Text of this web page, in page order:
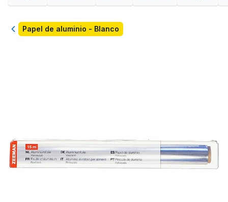
VolverPapel de aluminio - Blanco